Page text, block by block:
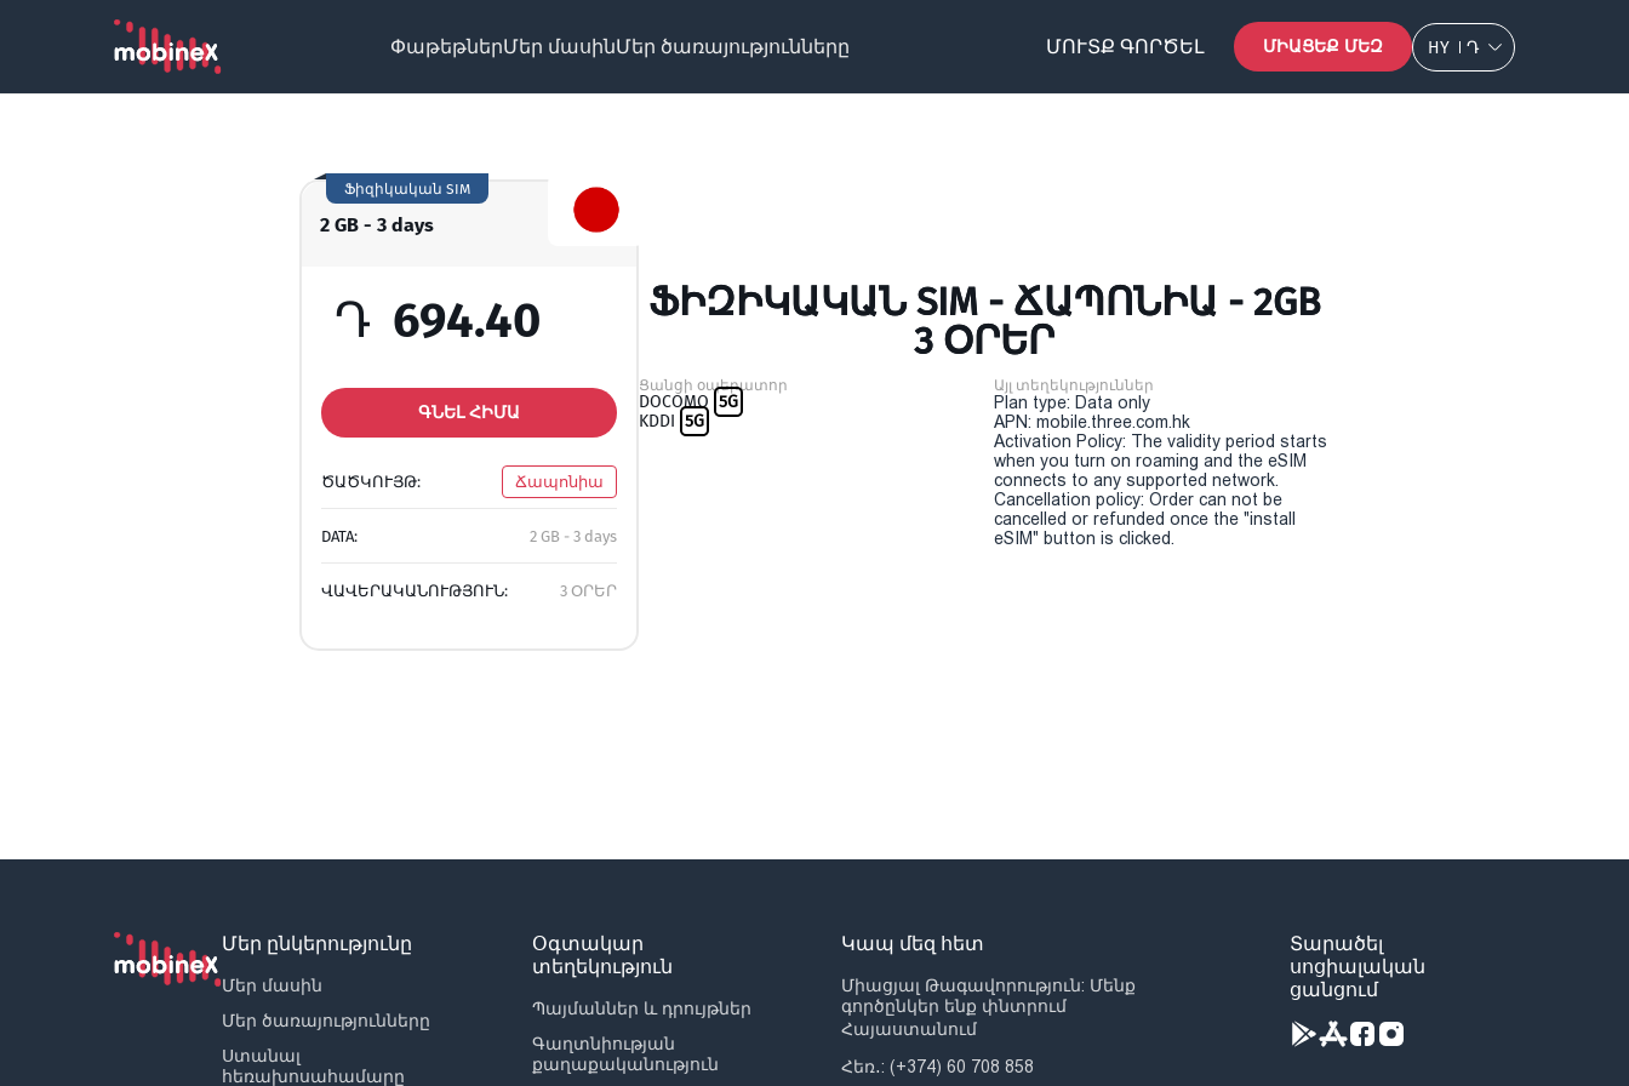
ՓաթեթներՄեր մասինՄեր ծառայությունները ՄՈՒՏՔ ԳՈՐԾԵԼ ՄԻԱՑԵՔ ՄԵԶ HY Դ
2 GB - 3 days
Ֆիզիկական SIM
Դ 694.40
ԳՆԵԼ ՀԻՄԱ
ԾԱԾԿՈՒՅԹ: Ճապոնիա
DATA: 2 GB - 3 days
ՎԱՎԵՐԱԿԱՆՈՒԹՅՈՒՆ: 3 ՕՐԵՐ
ՖԻԶԻԿԱԿԱՆ SIM - ՃԱՊՈՆԻԱ - 2GB
3 ՕՐԵՐ
Ցանցի օպերատոր
DOCOMO 5G
KDDI 5G
Այլ տեղեկություններ
Plan type: Data only
APN: mobile.three.com.hk
Activation Policy: The validity period starts
when you turn on roaming and the eSIM
connects to any supported network.
Cancellation policy: Order can not be
cancelled or refunded once the "install
eSIM" button is clicked.
Մեր ընկերությունը
Մեր մասին
Մեր ծառայությունները
Ստանալ
հեռախոսահամարը
Օգտակար
տեղեկություն
Պայմաններ և դրույթներ
Գաղտնիության
քաղաքականություն
Կապ մեզ հետ
Միացյալ Թագավորություն: Մենք
գործընկեր ենք փնտրում
Հայաստանում
Հեռ․: (+374) 60 708 858
Տարածել
սոցիալական
ցանցում